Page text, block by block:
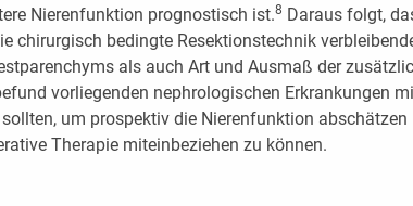
Nierenfunktion prognostisch ist.8 Daraus folgt,
chirurgisch bedingte Resektionstechnik
als auch Art und Ausmaß der
vorliegenden nephrologischen Erkrankungen
um prospektiv die Nierenfunktion
Therapie miteinbeziehen zu können.